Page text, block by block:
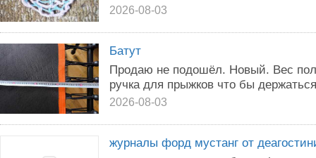
2026-08-03
Батут
Продаю не подошёл. Новый. Вес
ручка для прыжков что бы
2026-08-03
журналы форд мустанг от